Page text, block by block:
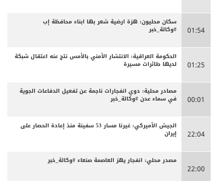
01:54
سكان محليون: هزة ارضية شعر بها ابناء محافظة إب
#وكالة_خبر
01:25
الحكومة العراقية: الانتشار الأمني بالأمس نتج عنه اعتقال شبكة
لديها طائرات مسيرة
00:01
مصادر محلية: دوي انفجارات ناجمة عن تفعيل الدفاعات الجوية
في سماء عدن #وكالة_خبر
22:04
الجيش الأميركي: غيرنا مسار 53 سفينة منذ إعادة الحصار على
إيران
22:00
مصدر محلي: انفجار يهز العاصمة صنعاء #وكالة_خبر